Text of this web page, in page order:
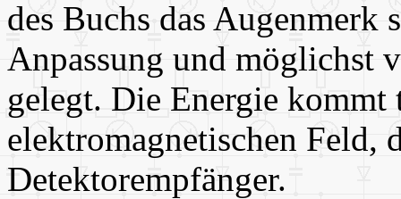
des Buchs das Augenmerk
Anpassung und möglichst
gelegt. Die Energie kommt
elektromagnetischen Feld,
Detektorempfänger.